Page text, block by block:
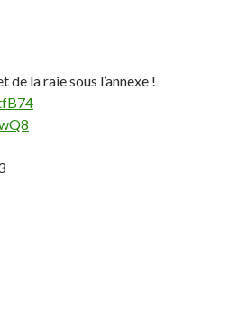
de la raie sous l’annexe !